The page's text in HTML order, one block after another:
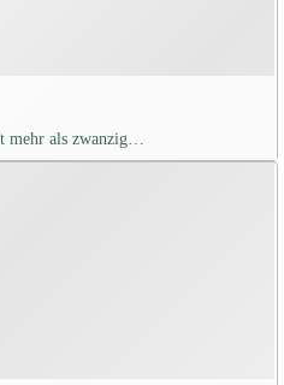
mehr als zwanzig…